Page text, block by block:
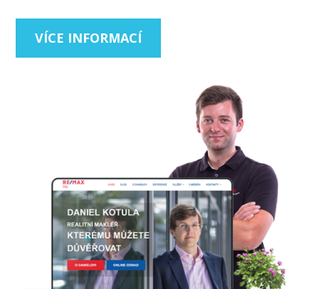
VÍCE INFORMACÍ